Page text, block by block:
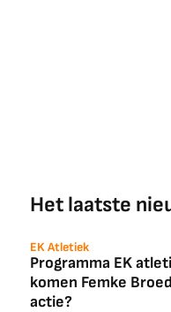
Het laatste
EK Atletiek
Programma EK
komen Femke
actie?